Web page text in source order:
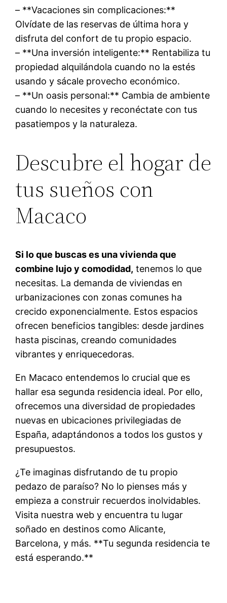
– **Vacaciones sin complicaciones:**
Olvídate de las reservas de última hora y
disfruta del confort de tu propio espacio.
– **Una inversión inteligente:** Rentabiliza tu
propiedad alquilándola cuando no la estés
usando y sácale provecho económico.
– **Un oasis personal:** Cambia de ambiente
cuando lo necesites y reconéctate con tus
pasatiempos y la naturaleza.
Descubre el hogar de
tus sueños con
Macaco
Si lo que buscas es una vivienda que
combine lujo y comodidad, tenemos lo que
necesitas. La demanda de viviendas en
urbanizaciones con zonas comunes ha
crecido exponencialmente. Estos espacios
ofrecen beneficios tangibles: desde jardines
hasta piscinas, creando comunidades
vibrantes y enriquecedoras.
En Macaco entendemos lo crucial que es
hallar esa segunda residencia ideal. Por ello,
ofrecemos una diversidad de propiedades
nuevas en ubicaciones privilegiadas de
España, adaptándonos a todos los gustos y
presupuestos.
¿Te imaginas disfrutando de tu propio
pedazo de paraíso? No lo pienses más y
empieza a construir recuerdos inolvidables.
Visita nuestra web y encuentra tu lugar
soñado en destinos como Alicante,
Barcelona, y más. **Tu segunda residencia te
está esperando.**